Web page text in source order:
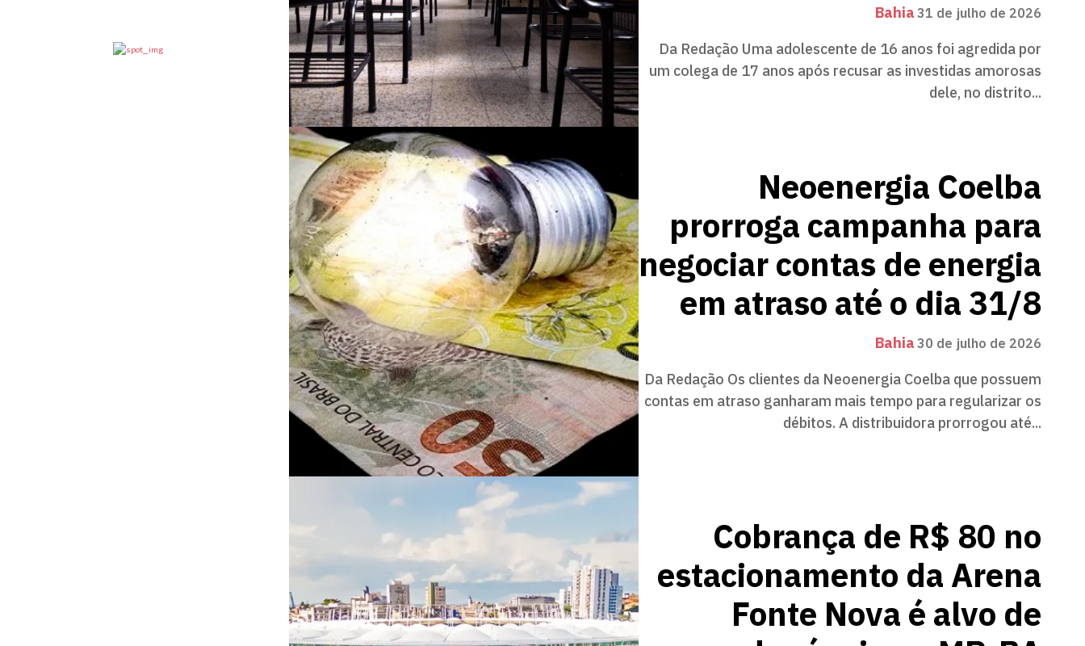
Bahia31 de julho de 2026
Da Redação Uma adolescente de 16 anos foi agredida por
um colega de 17 anos após recusar as investidas amorosas
dele, no distrito...
Neoenergia Coelba
prorroga campanha para
negociar contas de energia
em atraso até o dia 31/8
Bahia30 de julho de 2026
Da Redação Os clientes da Neoenergia Coelba que possuem
contas em atraso ganharam mais tempo para regularizar os
débitos. A distribuidora prorrogou até...
Cobrança de R$ 80 no
estacionamento da Arena
Fonte Nova é alvo de